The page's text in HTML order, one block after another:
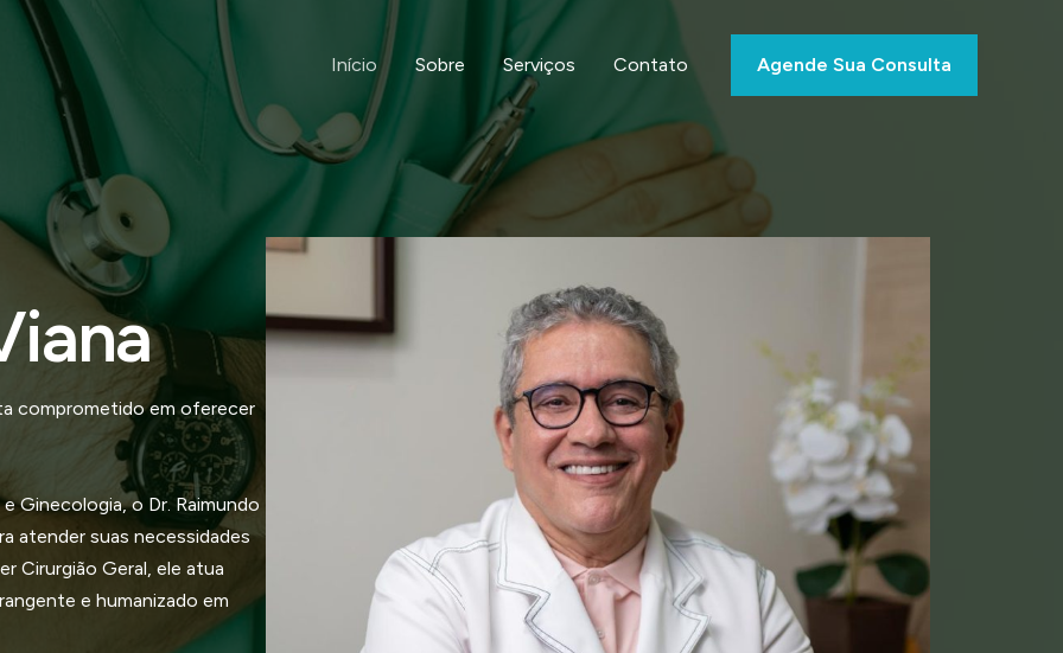
Início Sobre Serviços Contato Agende Sua Consulta
comprometido em oferecer
Ginecologia, o Dr. Raimundo
atender suas necessidades
Cirurgião Geral, ele atua
e humanizado em